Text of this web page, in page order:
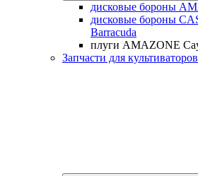
дисковые бороны
дисковые бороны
Barracuda
плуги AMAZONE
Запчасти для культиваторов